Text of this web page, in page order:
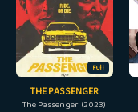
Full
THE PASSENGER
The Passenger (2023)